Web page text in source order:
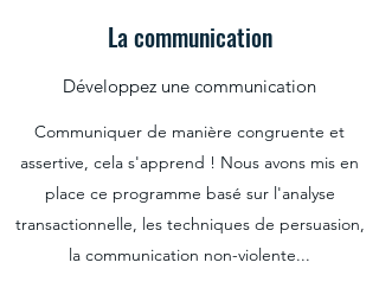
La communication
Développez une communication
Communiquer de manière congruente et
assertive, cela s'apprend ! Nous avons mis en
place ce programme basé sur l'analyse
transactionnelle, les techniques de persuasion,
la communication non-violente...